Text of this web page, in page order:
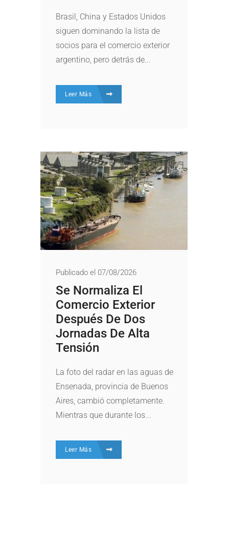
Brasil, China y Estados Unidos
siguen dominando la lista de
socios para el comercio exterior
argentino, pero detrás de...
Leer Más
Publicado el 07/08/2026
Se Normaliza El
Comercio Exterior
Después De Dos
Jornadas De Alta
Tensión
La foto del radar en las aguas de
Ensenada, provincia de Buenos
Aires, cambió completamente.
Mientras que durante los...
Leer Más